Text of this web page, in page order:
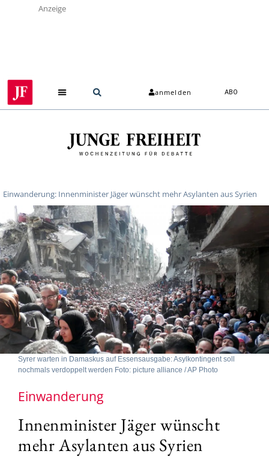
Anzeige
anmelden ABO
Einwanderung: Innenminister Jäger wünscht mehr Asylanten aus Syrien
Syrer warten in Damaskus auf Essensausgabe: Asylkontingent soll
nochmals verdoppelt werden Foto: picture alliance / AP Photo
Einwanderung
Innenminister Jäger wünscht
mehr Asylanten aus Syrien